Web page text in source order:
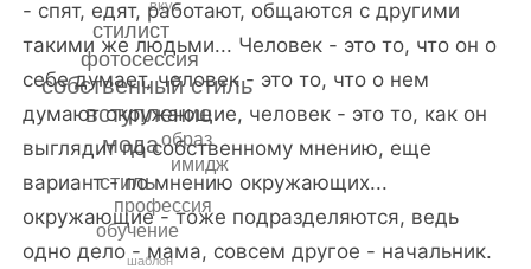
вступление
собственный стиль
мода
фотосессия
стиль
стилист
профессия
образ
обучение
имидж
вкус
шаблон
- спят, едят, работают, общаются с другими
такими же людьми... Человек - это то, что он о
себе думает, человек - это то, что о нем
думают окружающие, человек - это то, как он
выглядит по собственному мнению, еще
вариант - по мнению окружающих...
окружающие - тоже подразделяются, ведь
одно дело - мама, совсем другое - начальник.